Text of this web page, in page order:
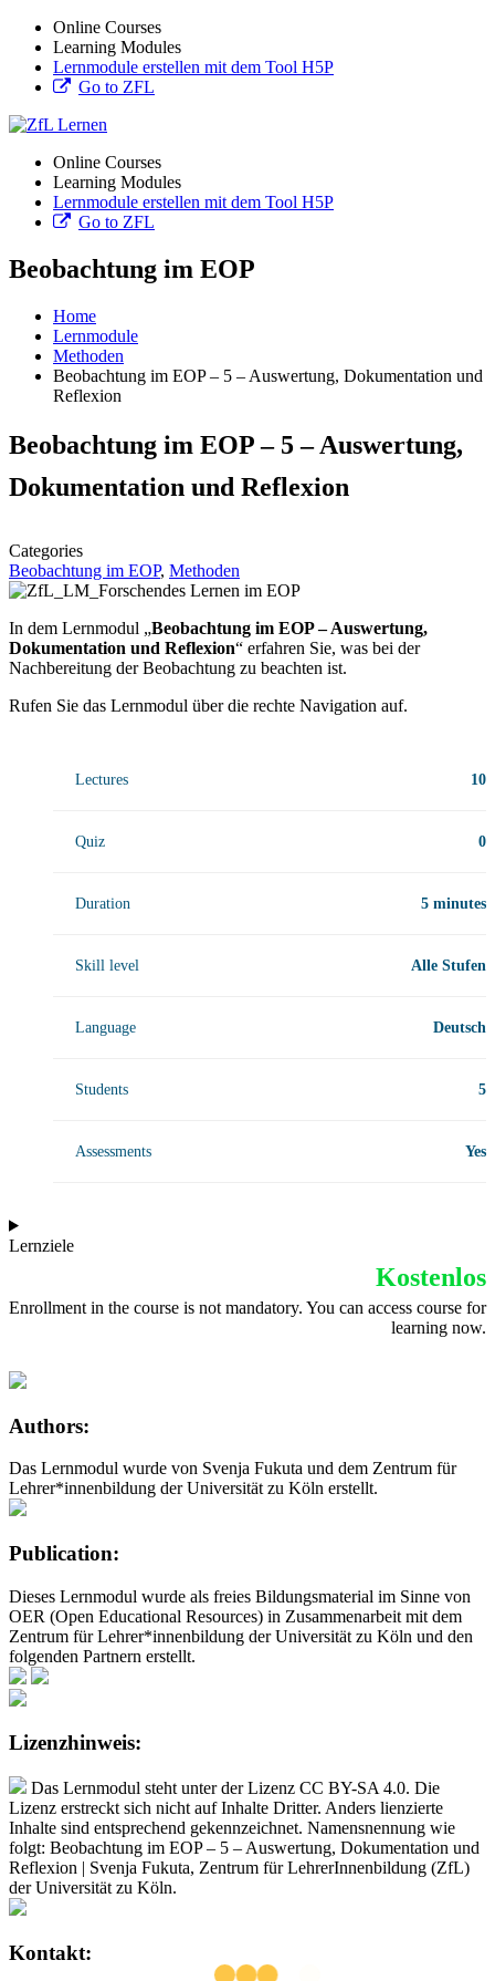
Online Courses
Learning Modules
Lernmodule erstellen mit dem Tool H5P
Go to ZFL
Online Courses
Learning Modules
Lernmodule erstellen mit dem Tool H5P
Go to ZFL
Beobachtung im EOP
Home
Lernmodule
Methoden
Beobachtung im EOP – 5 – Auswertung, Dokumentation und
Reflexion
Beobachtung im EOP – 5 – Auswertung,
Dokumentation und Reflexion
Categories
Beobachtung im EOP, Methoden
In dem Lernmodul „Beobachtung im EOP – Auswertung,
Dokumentation und Reflexion“ erfahren Sie, was bei der
Nachbereitung der Beobachtung zu beachten ist.
Rufen Sie das Lernmodul über die rechte Navigation auf.
Lectures 10
Quiz 0
Duration 5 minutes
Skill level Alle Stufen
Language Deutsch
Students 5
Assessments Yes
Lernziele
Kostenlos
Enrollment in the course is not mandatory. You can access course for
learning now.
Authors:
Das Lernmodul wurde von Svenja Fukuta und dem Zentrum für
Lehrer*innenbildung der Universität zu Köln erstellt.
Publication:
Dieses Lernmodul wurde als freies Bildungsmaterial im Sinne von
OER (Open Educational Resources) in Zusammenarbeit mit dem
Zentrum für Lehrer*innenbildung der Universität zu Köln und den
folgenden Partnern erstellt.
Lizenzhinweis:
Das Lernmodul steht unter der Lizenz CC BY-SA 4.0. Die
Lizenz erstreckt sich nicht auf Inhalte Dritter. Anders lienzierte
Inhalte sind entsprechend gekennzeichnet. Namensnennung wie
folgt: Beobachtung im EOP – 5 – Auswertung, Dokumentation und
Reflexion | Svenja Fukuta, Zentrum für LehrerInnenbildung (ZfL)
der Universität zu Köln.
Kontakt: